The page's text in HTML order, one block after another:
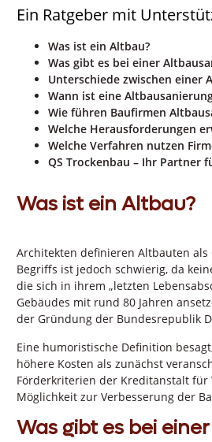
Ein Ratgeber mit
Was ist ein Altbau?
Was gibt es bei einer
Unterschiede zwischen einer
Wann ist eine
Wie führen Baufirmen
Welche Herausforderungen
Welche Verfahren nutzen
QS Trockenbau – Ihr Partner
Was ist ein Altbau?
Architekten definieren Altbauten
Begriffs ist jedoch schwierig, da
die sich in ihrem „letzten
Gebäudes mit rund 80 Jahren
der Gründung der Bundesrepublik
Eine humoristische Definition
höhere Kosten als zunächst
Förderkriterien der Kreditanstalt für
Möglichkeit zur Verbesserung der
Was gibt es bei